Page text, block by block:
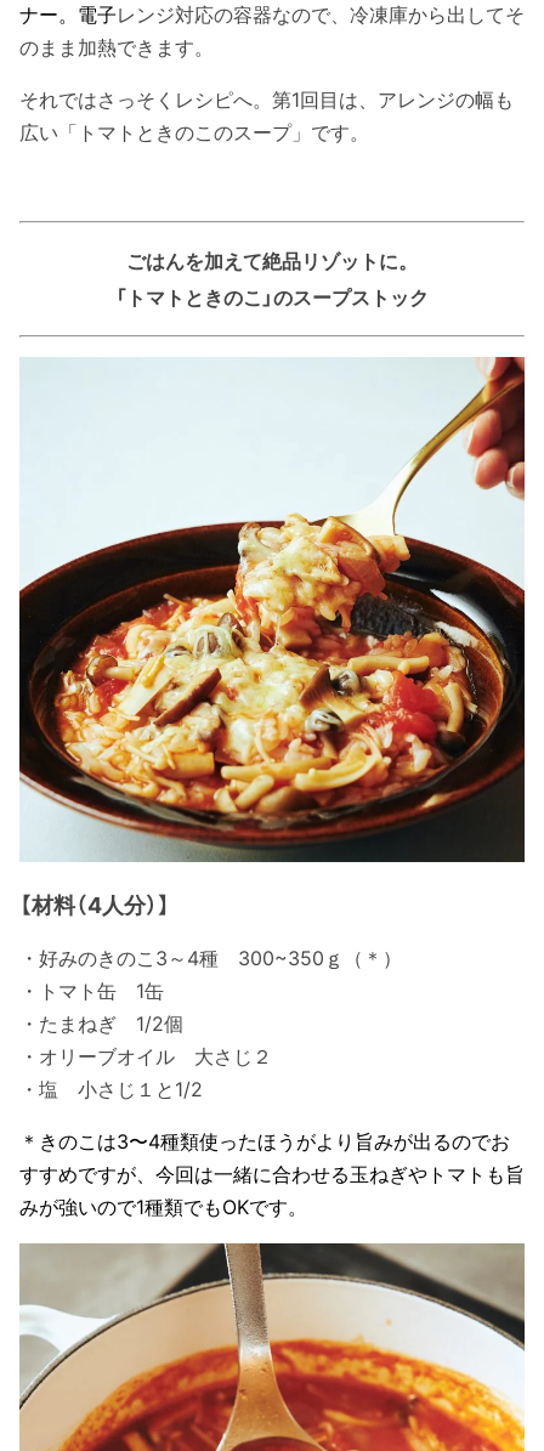
ナー。電子レンジ対応の容器なので、冷凍庫から出してそ
のまま加熱できます。
それではさっそくレシピへ。 第1回目は、アレンジの幅も
広い「トマトときのこのスープ」です。
ごはんを加えて絶品リゾットに。
「トマトときのこ」のスープストック
【材料（4人分）】
・好みのきのこ3～4種 300~350ｇ（＊）
・トマト缶 1缶
・たまねぎ 1/2個
・オリーブオイル 大さじ２
・塩 小さじ１と1/2
＊きのこは3〜4種類使ったほうがより旨みが出るのでお
すすめですが、今回は一緒に合わせる玉ねぎやトマトも旨
みが強いので1種類でもOKです。